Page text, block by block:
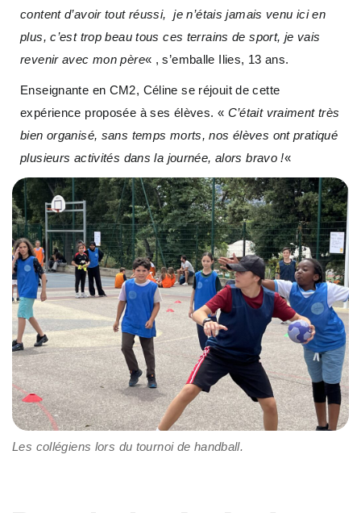
content d’avoir tout réussi, je n’étais jamais venu ici en
plus, c’est trop beau tous ces terrains de sport, je vais
revenir avec mon père« , s’emballe Ilies, 13 ans.
Enseignante en CM2, Céline se réjouit de cette
expérience proposée à ses élèves. « C’était vraiment très
bien organisé, sans temps morts, nos élèves ont pratiqué
plusieurs activités dans la journée, alors bravo !«
Les collégiens lors du tournoi de handball.